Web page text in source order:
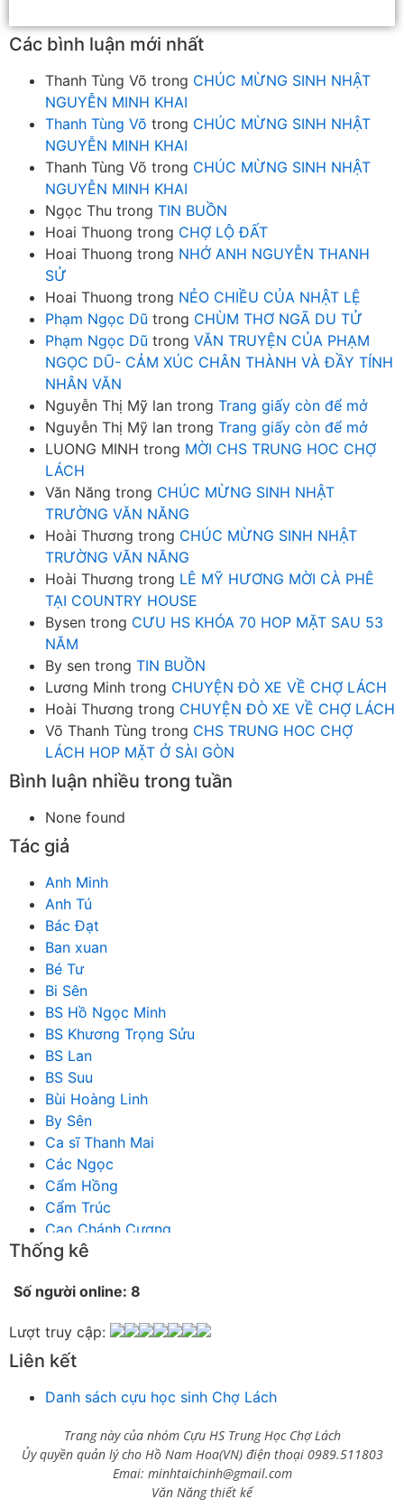
Các bình luận mới nhất
Thanh Tùng Võ trong CHÚC MỪNG SINH NHẬT
NGUYỄN MINH KHAI
Thanh Tùng Võ trong CHÚC MỪNG SINH NHẬT
NGUYỄN MINH KHAI
Thanh Tùng Võ trong CHÚC MỪNG SINH NHẬT
NGUYỄN MINH KHAI
Ngọc Thu trong TIN BUỒN
Hoai Thuong trong CHỢ LỘ ĐẤT
Hoai Thuong trong NHỚ ANH NGUYỄN THANH
SỬ
Hoai Thuong trong NẺO CHIỀU CỦA NHẬT LỆ
Phạm Ngọc Dũ trong CHÙM THƠ NGÃ DU TỬ
Phạm Ngọc Dũ trong VĂN TRUYỆN CỦA PHẠM
NGỌC DŨ- CẢM XÚC CHÂN THÀNH VÀ ĐẦY TÍNH
NHÂN VĂN
Nguyễn Thị Mỹ lan trong Trang giấy còn để mở
Nguyễn Thị Mỹ lan trong Trang giấy còn để mở
LUONG MINH trong MỜI CHS TRUNG HOC CHỢ
LÁCH
Văn Năng trong CHÚC MỪNG SINH NHẬT
TRƯỜNG VĂN NĂNG
Hoài Thương trong CHÚC MỪNG SINH NHẬT
TRƯỜNG VĂN NĂNG
Hoài Thương trong LÊ MỸ HƯƠNG MỜI CÀ PHÊ
TẠI COUNTRY HOUSE
Bysen trong CƯU HS KHÓA 70 HOP MẶT SAU 53
NĂM
By sen trong TIN BUỒN
Lương Minh trong CHUYỆN ĐÒ XE VỀ CHỢ LÁCH
Hoài Thương trong CHUYỆN ĐÒ XE VỀ CHỢ LÁCH
Võ Thanh Tùng trong CHS TRUNG HOC CHỢ
LÁCH HOP MẶT Ở SÀI GÒN
Bình luận nhiều trong tuần
None found
Tác giả
Anh Minh
Anh Tú
Bác Đạt
Ban xuan
Bé Tư
Bi Sên
BS Hồ Ngọc Minh
BS Khương Trọng Sửu
BS Lan
BS Suu
Bùi Hoàng Linh
By Sên
Ca sĩ Thanh Mai
Các Ngọc
Cẩm Hồng
Cẩm Trúc
Cao Chánh Cương
Cao Nhật Quyên
Chích Chị
Chu Trầm Nguyên Minh
Cò Bằng
Công Bình
Công Minh
Dang Chi
Thống kê
Số người online: 8
Lượt truy cập:
Liên kết
Danh sách cựu học sinh Chợ Lách
Trang này của nhóm Cựu HS Trung Học Chợ Lách
Ủy quyền quản lý cho Hồ Nam Hoa(VN) điện thoại 0989.511803
Emai: minhtaichinh@gmail.com
Văn Năng thiết kế